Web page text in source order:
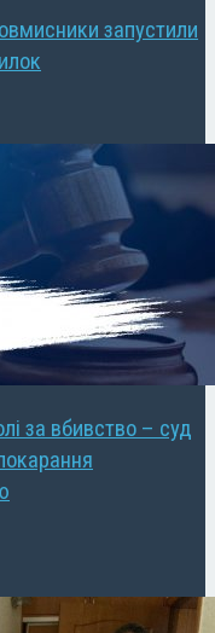
запустили
за вбивство – суд